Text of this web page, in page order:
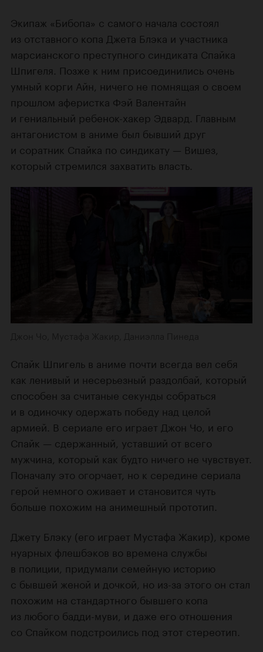
Экипаж «Бибопа» с самого начала состоял
из отставного копа Джета Блэка и участника
марсианского преступного синдиката Спайка
Шпигеля. Позже к ним присоединились очень
умный корги Айн, ничего не помнящая о своем
прошлом аферистка Фэй Валентайн
и гениальный ребенок-хакер Эдвард. Главным
антагонистом в аниме был бывший друг
и соратник Спайка по синдикату — Вишез,
который стремился захватить власть.
Спайк Шпигель в аниме почти всегда вел себя
как ленивый и несерьезный раздолбай, который
способен за считаные секунды собраться
и в одиночку одержать победу над целой
армией. В сериале его играет Джон Чо, и его
Спайк — сдержанный, уставший от всего
мужчина, который как будто ничего не чувствует.
Поначалу это огорчает, но к середине сериала
герой немного оживает и становится чуть
больше похожим на анимешный прототип.
Джету Блэку (его играет Мустафа Жакир), кроме
нуарных флешбэков во времена службы
в полиции, придумали семейную историю
с бывшей женой и дочкой, но из-за этого он стал
похожим на стандартного бывшего копа
из любого бадди-муви, и даже его отношения
со Спайком подстроились под этот стереотип.